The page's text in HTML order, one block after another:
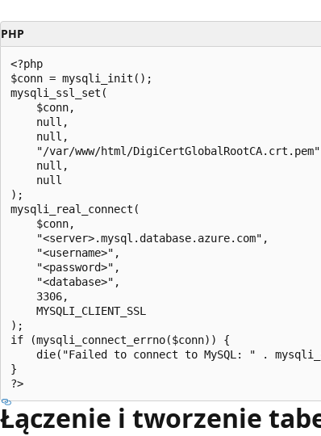
PHP
<?php
$conn = mysqli_init();
mysqli_ssl_set(
    $conn,
    null,
    null,
"/var/www/html/
    null,
    null
);
mysqli_real_connect(
    $conn,
    "<server>.mysql.database.azure.com",
    "<username>",
    "<password>",
    "<database>",
    3306,
    MYSQLI_CLIENT_SSL
);
if (mysqli_connect_errno($conn)) {
die("Failed to connect to MySQL: " .
}
Łączenie i tworzenie